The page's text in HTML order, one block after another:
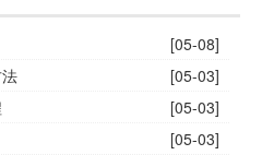
[05-08]
[05-03]
[05-03]
[05-03]